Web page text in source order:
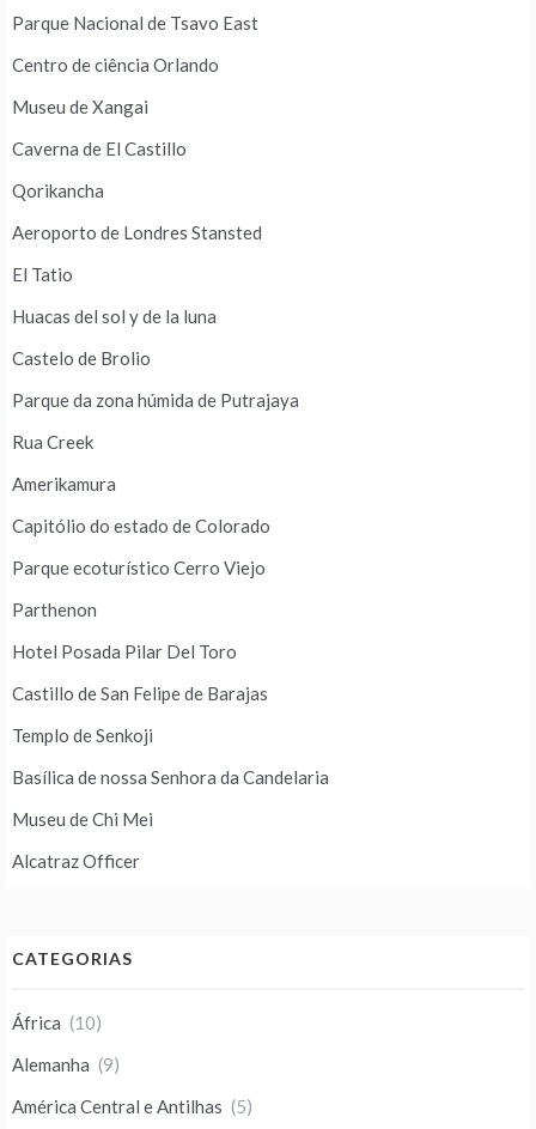
Parque Nacional de Tsavo East
Centro de ciência Orlando
Museu de Xangai
Caverna de El Castillo
Qorikancha
Aeroporto de Londres Stansted
El Tatio
Huacas del sol y de la luna
Castelo de Brolio
Parque da zona húmida de Putrajaya
Rua Creek
Amerikamura
Capitólio do estado de Colorado
Parque ecoturístico Cerro Viejo
Parthenon
Hotel Posada Pilar Del Toro
Castillo de San Felipe de Barajas
Templo de Senkoji
Basílica de nossa Senhora da Candelaria
Museu de Chi Mei
Alcatraz Officer
CATEGORIAS
África (10)
Alemanha (9)
América Central e Antilhas (5)